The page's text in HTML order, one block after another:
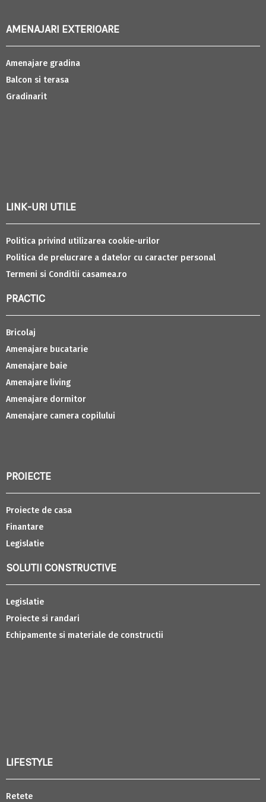
AMENAJARI EXTERIOARE
Amenajare gradina
Balcon si terasa
Gradinarit
LINK-URI UTILE
Politica privind utilizarea cookie-urilor
Politica de prelucrare a datelor cu caracter personal
Termeni si Conditii casamea.ro
PRACTIC
Bricolaj
Amenajare bucatarie
Amenajare baie
Amenajare living
Amenajare dormitor
Amenajare camera copilului
PROIECTE
Proiecte de casa
Finantare
Legislatie
SOLUTII CONSTRUCTIVE
Legislatie
Proiecte si randari
Echipamente si materiale de constructii
LIFESTYLE
Retete